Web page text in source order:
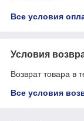
Все условия
Условия
Возврат товара в
Все условия